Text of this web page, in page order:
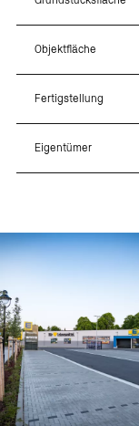
Objektfläche
Fertigstellung
Eigentümer